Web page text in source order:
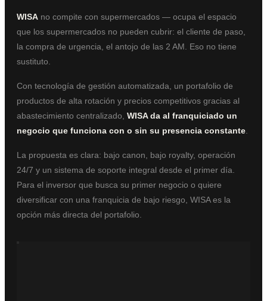
WISA no compite con supermercados — ocupa el espacio
que los supermercados no pueden cubrir: el cliente de paso,
la compra de urgencia, el antojo de las 2 AM. Eso no tiene
sustituto.
Con tecnología de gestión automatizada, un portafolio de
productos de alta rotación y precios competitivos gracias al
abastecimiento centralizado, WISA da al franquiciado un
negocio que funciona con o sin su presencia constante
La propuesta es clara: bajo canon, bajo royalty, operación
24/7 y un sistema de soporte integral desde el primer día.
Para el inversor que busca su primer negocio o quiere
diversificar con una franquicia de bajo riesgo, WISA es la
opción más directa del portafolio.